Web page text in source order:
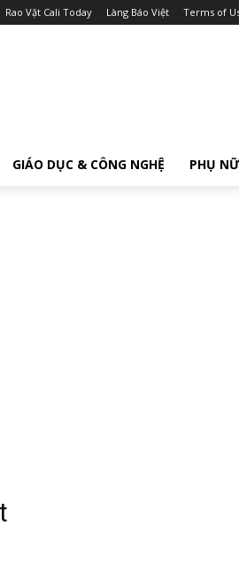
Rao Vặt Cali Today Làng Báo Việt Terms of
GIÁO DỤC & CÔNG NGHỆ PHỤ NỮ